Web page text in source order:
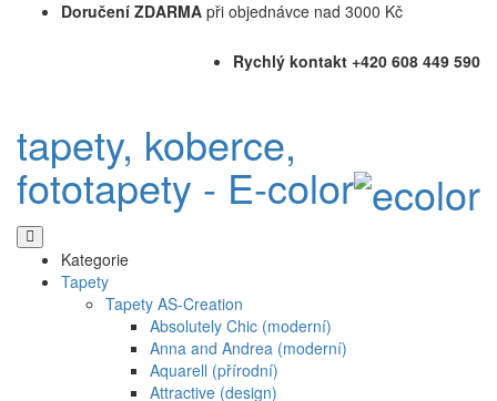
Doručení ZDARMA při objednávce nad 3000 Kč
Rychlý kontakt +420 608 449 590
tapety, koberce,
fototapety - E-color
Kategorie
Tapety
Tapety AS-Creation
Absolutely Chic (moderní)
Anna and Andrea (moderní)
Aquarell (přírodní)
Attractive (design)